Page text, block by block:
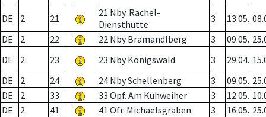
DE 2 21
21 Nby. Rachel-
Diensthütte
3 13.05.
DE
2 22 22 Nby Bramandlberg 3 09.05.
DE
2 23 23 Nby Königswald 3 29.04.
DE
2 24 24 Nby Schellenberg 3 09.05.
DE
2 33 33 Opf. Am Kühweiher 3 12.05.
DE
2 41 41 Ofr. Michaelsgraben 3 16.05.